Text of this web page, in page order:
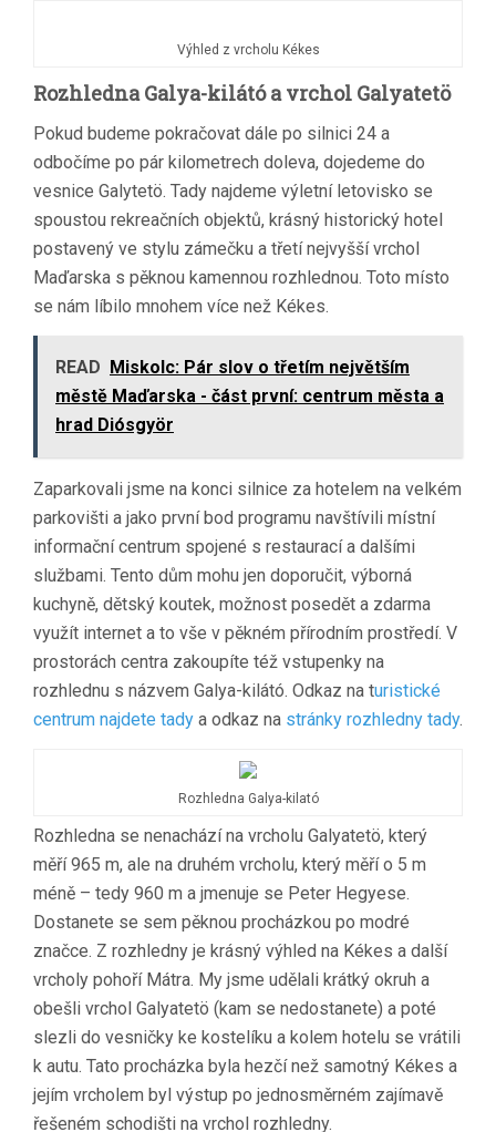
Výhled z vrcholu Kékes
Rozhledna Galya-kilátó a vrchol Galyatetö
Pokud budeme pokračovat dále po silnici 24 a
odbočíme po pár kilometrech doleva, dojedeme do
vesnice Galytetö. Tady najdeme výletní letovisko se
spoustou rekreačních objektů, krásný historický hotel
postavený ve stylu zámečku a třetí nejvyšší vrchol
Maďarska s pěknou kamennou rozhlednou. Toto místo
se nám líbilo mnohem více než Kékes.
READ
Miskolc: Pár slov o třetím největším
městě Maďarska - část první: centrum města a
hrad Diósgyör
Zaparkovali jsme na konci silnice za hotelem na velkém
parkovišti a jako první bod programu navštívili místní
informační centrum spojené s restaurací a dalšími
službami. Tento dům mohu jen doporučit, výborná
kuchyně, dětský koutek, možnost posedět a zdarma
využít internet a to vše v pěkném přírodním prostředí. V
prostorách centra zakoupíte též vstupenky na
rozhlednu s názvem Galya-kilátó. Odkaz na turistické
centrum najdete tady a odkaz na stránky rozhledny tady.
Rozhledna Galya-kilató
Rozhledna se nenachází na vrcholu Galyatetö, který
měří 965 m, ale na druhém vrcholu, který měří o 5 m
méně – tedy 960 m a jmenuje se Peter Hegyese.
Dostanete se sem pěknou procházkou po modré
značce. Z rozhledny je krásný výhled na Kékes a další
vrcholy pohoří Mátra. My jsme udělali krátký okruh a
obešli vrchol Galyatetö (kam se nedostanete) a poté
slezli do vesničky ke kostelíku a kolem hotelu se vrátili
k autu. Tato procházka byla hezčí než samotný Kékes a
jejím vrcholem byl výstup po jednosměrném zajímavě
řešeném schodišti na vrchol rozhledny.